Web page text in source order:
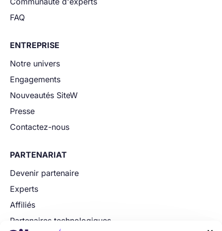
FAQ
ENTREPRISE
Notre univers
Engagements
Nouveautés SiteW
Presse
Contactez-nous
PARTENARIAT
Devenir partenaire
Experts
Affiliés
Partenaires technologiques